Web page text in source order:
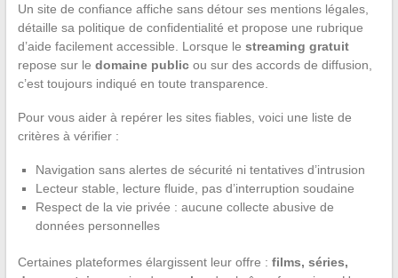
Un site de confiance affiche sans détour ses mentions légales,
détaille sa politique de confidentialité et propose une rubrique
d’aide facilement accessible. Lorsque le streaming gratuit
repose sur le domaine publicou sur des accords de diffusion,
c’est toujours indiqué en toute transparence.
Pour vous aider à repérer les sites fiables, voici une liste de
critères à vérifier :
Navigation sans alertes de sécurité ni tentatives d’intrusion
Lecteur stable, lecture fluide, pas d’interruption soudaine
Respect de la vie privée : aucune collecte abusive de
données personnelles
Certaines plateformes élargissent leur offre : films, séries,